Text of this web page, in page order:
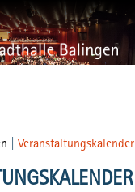
|Veranstaltungskalender